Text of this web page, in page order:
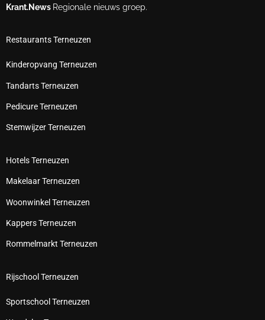
Krant.News Regionale nieuws groep.
Restaurants Terneuzen
Kinderopvang Terneuzen
Tandarts Terneuzen
Pedicure Terneuzen
Stemwijzer Terneuzen
Hotels Terneuzen
Makelaar Terneuzen
Woonwinkel Terneuzen
Kappers Terneuzen
Rommelmarkt Terneuzen
Rijschool Terneuzen
Sportschool Terneuzen